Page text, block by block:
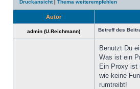
Druckansicht| Thema weiterempfehlen
Autor
admin (U.Reichmann) Betreff des
Benutzt Du
Was ist ein
Ein Proxy ist
wie keine
rumtreibt!